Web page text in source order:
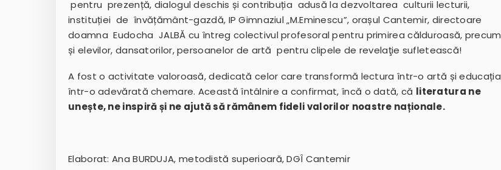
pentru prezență, dialogul deschis și contribuția adusă la dezvoltarea culturii lecturii,
instituției de învățământ-gazdă, IP Gimnaziul „M.Eminescu”, orașul Cantemir, directoare
doamna Eudocha JALBĂ cu întreg colectivul profesoral pentru primirea călduroasă, precum
și elevilor, dansatorilor, persoanelor de artă pentru clipele de revelaţie sufletească!
A fost o activitate valoroasă, dedicată celor care transformă lectura într-o artă și educația
într-o adevărată chemare. Această întâlnire a confirmat, încă o dată, că literatura ne
unește, ne inspiră și ne ajută să rămânem fideli valorilor noastre naționale.
Elaborat: Ana BURDUJA, metodistă superioară, DGÎ Cantemir